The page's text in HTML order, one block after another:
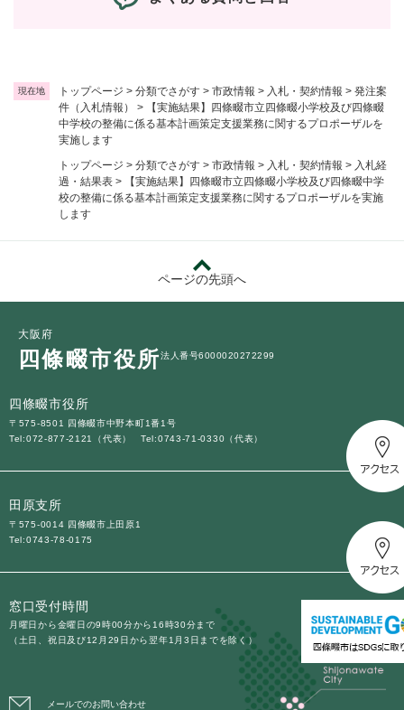
現在地 トップページ > 分類でさがす > 市政情報 > 入札・契約情報 > 発注案
件（入札情報）
>
【実施結果】四條畷市立四條畷小学校及び四條畷
中学校の整備に係る基本計画策定支援業務に関するプロポーザルを
実施します
トップページ > 分類でさがす > 市政情報 > 入札・契約情報 > 入札経
過・結果表 >
【実施結果】四條畷市立四條畷小学校及び四條畷中学
校の整備に係る基本計画策定支援業務に関するプロポーザルを実施
します
ページの先頭へ
大阪府
四條畷市役所法人番号6000020272299
四條畷市役所
〒575-8501 四條畷市中野本町1番1号
Tel:072-877-2121（代表）
Tel:0743-71-0330（代表）
田原支所
〒575-0014 四條畷市上田原1
Tel:0743-78-0175
窓口受付時間
月曜日から金曜日の9時00分から16時30分まで
（土日、祝日及び12月29日から翌年1月3日までを除く）
メールでのお問い合わせ